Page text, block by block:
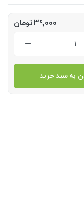
39,000تومان
به سبد خرید